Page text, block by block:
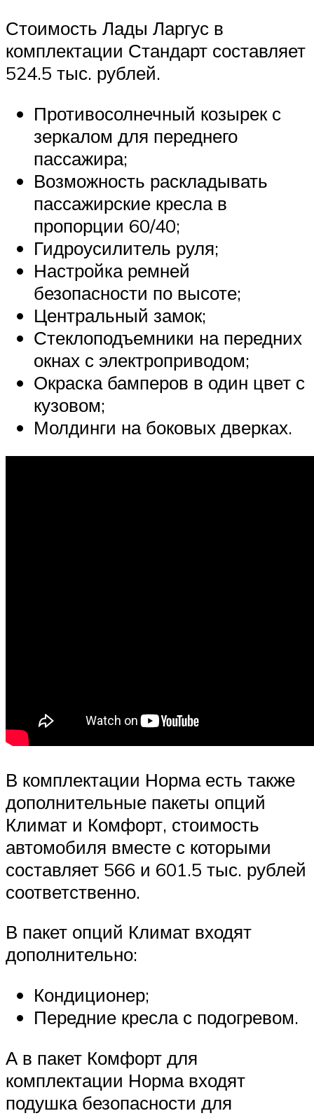
Стоимость Лады Ларгус в
комплектации Стандарт составляет
524.5 тыс. рублей.
Противосолнечный козырек с
зеркалом для переднего
пассажира;
Возможность раскладывать
пассажирские кресла в
пропорции 60/40;
Гидроусилитель руля;
Настройка ремней
безопасности по высоте;
Центральный замок;
Стеклоподъемники на передних
окнах с электроприводом;
Окраска бамперов в один цвет с
кузовом;
Молдинги на боковых дверках.
В комплектации Норма есть также
дополнительные пакеты опций
Климат и Комфорт, стоимость
автомобиля вместе с которыми
составляет 566 и 601.5 тыс. рублей
соответственно.
В пакет опций Климат входят
дополнительно:
Кондиционер;
Передние кресла с подогревом.
А в пакет Комфорт для
комплектации Норма входят
подушка безопасности для